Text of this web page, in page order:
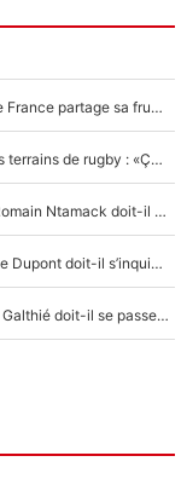
Mis de côté par Fabien Galthié, un joueur du XV de France partage sa frustration : «ils ne me l’ont pas dit tout de suite»
La raison d'être de Matthieu Jalibert en dehors des terrains de rugby : «Ça m'atteint autant que si tu touches à un membre de ma famille»
XV de France - Matthieu Jalibert a tout changé : Romain Ntamack doit-il s’inquiéter pour sa place à un an de la Coupe du monde ?
«Le XV de France est meilleur avec Lucu» : Antoine Dupont doit-il s’inquiéter pour sa place ?
Le XV de France a trouvé son remplaçant : Fabien Galthié doit-il se passer d'Antoine Dupont ?